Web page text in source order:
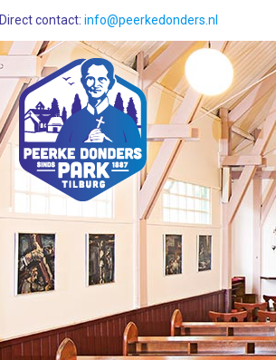
Direct contact:info@peerkedonders.nl